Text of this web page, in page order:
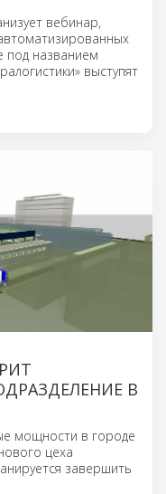
вебинар,
под названием
выступят
В
мощности в городе
цеха
завершить